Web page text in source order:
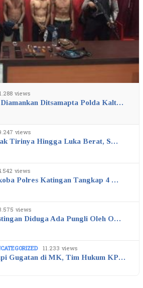
views
Diamankan Ditsamapta Polda Kalt…
views
Tirinya Hingga Luka Berat, S…
views
Polres Katingan Tangkap 4 …
views
Diduga Ada Pungli Oleh O…
11.233 views
Gugatan di MK, Tim Hukum KP…